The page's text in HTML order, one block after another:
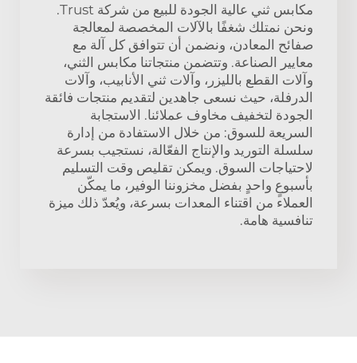
مكابس ثني عالية الجودة للبيع من شركة Trust.
ونحن نمتلك شغفًا بالآلات المخصصة لمعالجة
صفائح المعادن، ونضمن أن تتوافق كل آلة مع
معايير الصناعة. وتتضمن منتجاتنا مكابس الثني،
وآلات القطع بالليزر، وآلات ثني الأنابيب، وآلات
الدرفلة، حيث نسعى جاهدين لتقديم منتجات فائقة
الجودة لتخفيف مخاوف عملائنا. الاستجابة
السريعة للسوق: من خلال الاستفادة من إدارة
سلسلة التوريد والإنتاج الفعّالة، نستجيب بسرعة
لاحتياجات السوق. ويمكن تقليص وقت التسليم
بأسبوعٍ واحدٍ بفضل مخزوننا الوفير، ما يمكّن
العملاء من اقتناء المعدات بسرعة، ويُعدّ ذلك ميزة
تنافسية هامة.